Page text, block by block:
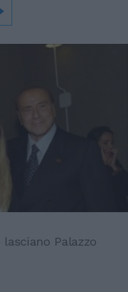
Palazzo